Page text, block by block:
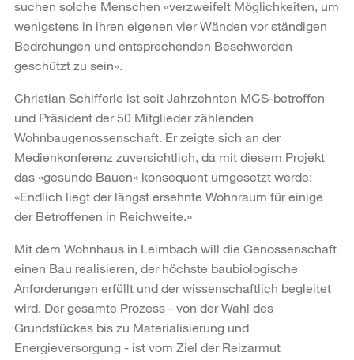
suchen solche Menschen «verzweifelt Möglichkeiten, um
wenigstens in ihren eigenen vier Wänden vor ständigen
Bedrohungen und entsprechenden Beschwerden
geschützt zu sein».
Christian Schifferle ist seit Jahrzehnten MCS-betroffen
und Präsident der 50 Mitglieder zählenden
Wohnbaugenossenschaft. Er zeigte sich an der
Medienkonferenz zuversichtlich, da mit diesem Projekt
das «gesunde Bauen» konsequent umgesetzt werde:
«Endlich liegt der längst ersehnte Wohnraum für einige
der Betroffenen in Reichweite.»
Mit dem Wohnhaus in Leimbach will die Genossenschaft
einen Bau realisieren, der höchste baubiologische
Anforderungen erfüllt und der wissenschaftlich begleitet
wird. Der gesamte Prozess - von der Wahl des
Grundstückes bis zu Materialisierung und
Energieversorgung - ist vom Ziel der Reizarmut